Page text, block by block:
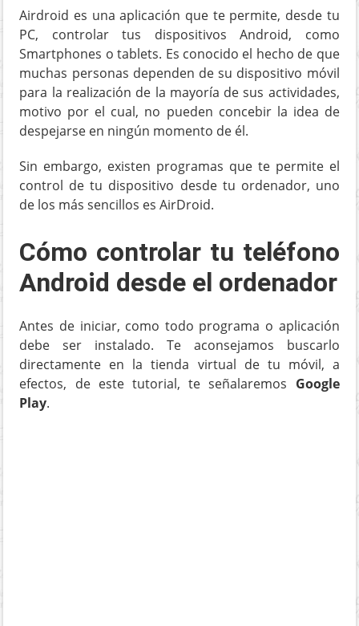
Airdroid es una aplicación que te permite, desde tu
PC, controlar tus dispositivos Android, como
Smartphones o tablets. Es conocido el hecho de que
muchas personas dependen de su dispositivo móvil
para la realización de la mayoría de sus actividades,
motivo por el cual, no pueden concebir la idea de
despejarse en ningún momento de él.
Sin embargo, existen programas que te permite el
control de tu dispositivo desde tu ordenador, uno
de los más sencillos es AirDroid.
Cómo controlar tu teléfono
Android desde el ordenador
Antes de iniciar, como todo programa o aplicación
debe ser instalado. Te aconsejamos buscarlo
directamente en la tienda virtual de tu móvil, a
efectos, de este tutorial, te señalaremos Google
Play.